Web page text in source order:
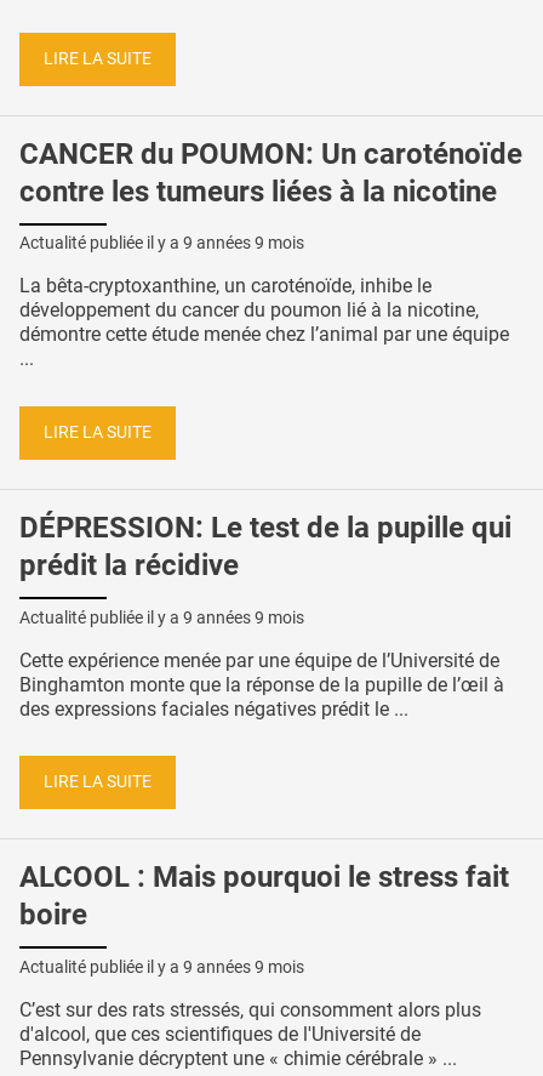
LIRE LA SUITE
CANCER du POUMON: Un caroténoïde
contre les tumeurs liées à la nicotine
Actualité publiée il y a 9 années 9 mois
La bêta-cryptoxanthine, un caroténoïde, inhibe le
développement du cancer du poumon lié à la nicotine,
démontre cette étude menée chez l’animal par une équipe
...
LIRE LA SUITE
DÉPRESSION: Le test de la pupille qui
prédit la récidive
Actualité publiée il y a 9 années 9 mois
Cette expérience menée par une équipe de l’Université de
Binghamton monte que la réponse de la pupille de l’œil à
des expressions faciales négatives prédit le ...
LIRE LA SUITE
ALCOOL : Mais pourquoi le stress fait
boire
Actualité publiée il y a 9 années 9 mois
C’est sur des rats stressés, qui consomment alors plus
d'alcool, que ces scientifiques de l'Université de
Pennsylvanie décryptent une « chimie cérébrale » ...